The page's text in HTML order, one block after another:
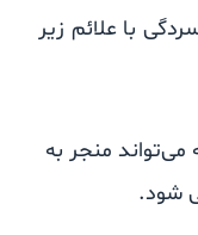
با علائم زیر
منجر به